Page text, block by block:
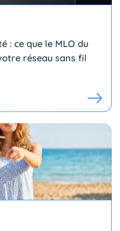
: ce que le MLO du
réseau sans fil